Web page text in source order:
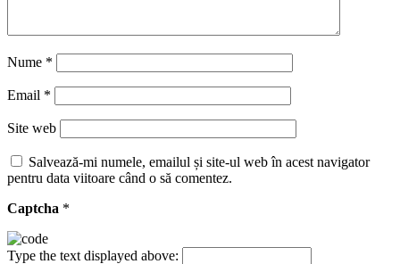
Nume *
Email *
Site web
Salvează-mi numele, emailul și site-ul web în acest navigator
pentru data viitoare când o să comentez.
Captcha *
Type the text displayed above: